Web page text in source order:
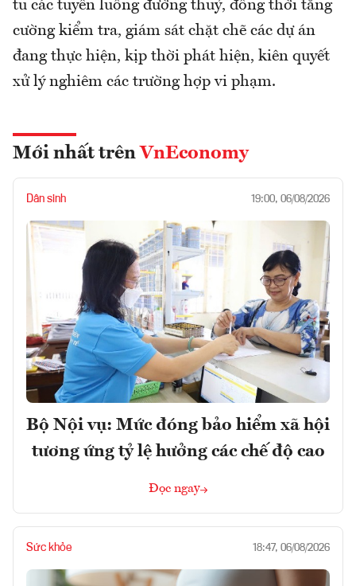
tu các tuyến luồng đường thuỷ, đồng thời tăng
cường kiểm tra, giám sát chặt chẽ các dự án
đang thực hiện, kịp thời phát hiện, kiên quyết
xử lý nghiêm các trường hợp vi phạm.
Mới nhất trên VnEconomy
Dân sinh 19:00, 06/08/2026
Bộ Nội vụ: Mức đóng bảo hiểm xã hội
tương ứng tỷ lệ hưởng các chế độ cao
Đọc ngay
Sức khỏe 18:47, 06/08/2026